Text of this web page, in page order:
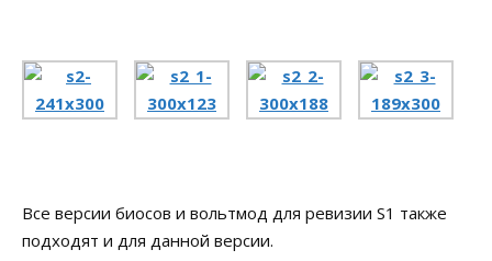
Все версии биосов и вольтмод для ревизии S1 также
подходят и для данной версии.